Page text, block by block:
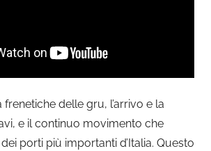
delle gru, l’arrivo e la
e il continuo movimento che
porti più importanti d’Italia. Questo